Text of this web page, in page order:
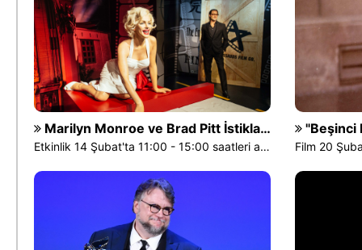
Marilyn Monroe ve Brad Pitt İstiklal Caddesi’nde!
Etkinlik 14 Şubat'ta 11:00 - 15:00 saatleri arasında
"Beşinci
Film 20